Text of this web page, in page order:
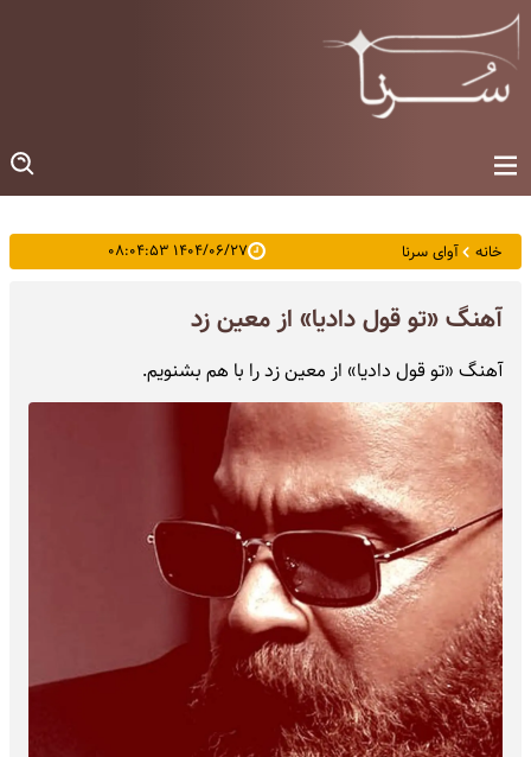
خانه آوای سرنا ۱۴۰۴/۰۶/۲۷ ۰۸:۰۴:۵۳
آهنگ «تو قول دادیا» از معین زد
آهنگ «تو قول دادیا» از معین زد را با هم بشنویم.